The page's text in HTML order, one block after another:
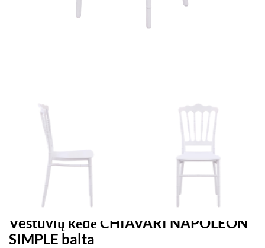
Vestuvių kėdė CHIAVARI NAPOLEON
SIMPLE balta